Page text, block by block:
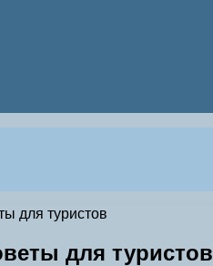
для туристов
для туристов